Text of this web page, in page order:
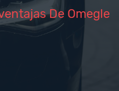
De Omegle